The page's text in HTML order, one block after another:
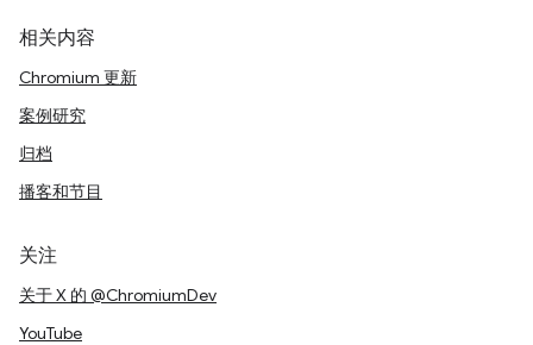
相关内容
Chromium 更新
案例研究
归档
播客和节目
关注
关于 X 的 @ChromiumDev
YouTube